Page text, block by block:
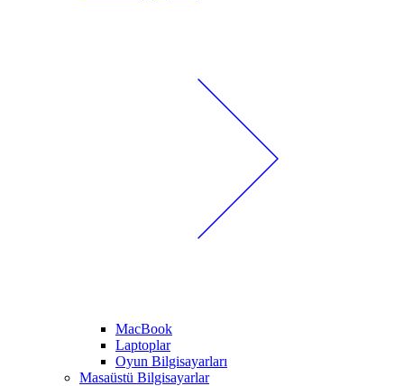
MacBook
Laptoplar
Oyun Bilgisayarları
Masaüstü Bilgisayarlar